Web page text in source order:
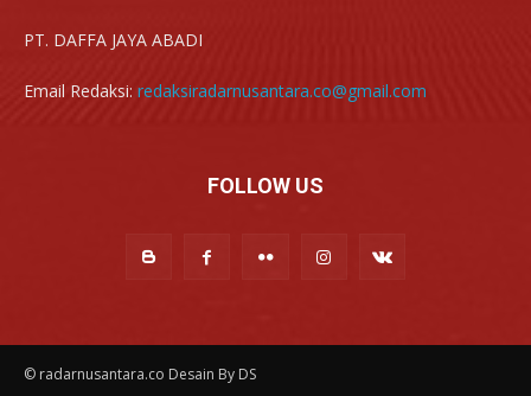
PT. DAFFA JAYA ABADI
Email Redaksi: redaksiradarnusantara.co@gmail.com
FOLLOW US
© radarnusantara.co Desain By DS